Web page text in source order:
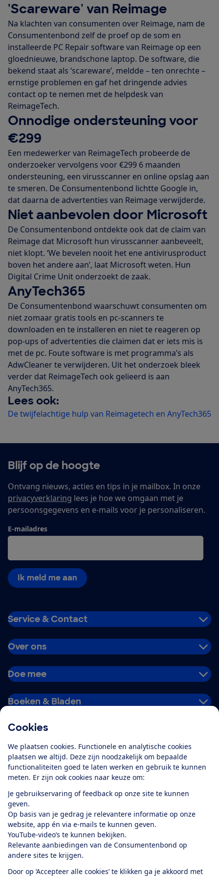
Cookies
We plaatsen cookies. Functionele en analytische cookies
plaatsen we altijd. Deze zijn noodzakelijk om bepaalde
functionaliteiten goed te laten werken en gebruik te kunnen
meten. Er zijn ook cookies naar keuze om:
Je gebruikservaring of feedback op onze site te kunnen
geven.
Op basis van je gedrag je relevantere informatie op onze
website, app én via e-mails te kunnen geven.
YouTube-video’s te kunnen bekijken.
Relevante aanbiedingen van de Consumentenbond op
andere sites te krijgen.
Door op ‘Accepteer alle cookies’ te klikken ga je akkoord met
'Scareware' van Reimage
Na klachten van consumenten over Reimage, nam de
Consumentenbond zelf de proef op de som en
installeerde PC Repair software van Reimage op een
gloednieuwe, brandschone laptop. De software, die
bekend staat als ‘scareware’, meldde – ten onrechte –
ernstige problemen en gaf het dringende advies
contact op te nemen met de helpdesk van
ReimageTech.
Onnodige ondersteuning voor
€299
Een medewerker van ReimageTech probeerde de
onderzoeker vervolgens voor €299 6 maanden
ondersteuning, een virusscanner en online opslag aan
te smeren. De Consumentenbond lichtte Google in,
dat daarna de advertenties van Reimage verwijderde.
Niet aanbevolen door Microsoft
De Consumentenbond ontdekte ook dat de claim van
Reimage dat Microsoft hun virusscanner aanbeveelt,
niet klopt. ‘We bevelen nooit het ene antivirusproduct
boven het andere aan’, laat Microsoft weten. Hun
Digital Crime Unit onderzoekt de zaak.
AnyTech365
De Consumentenbond waarschuwt consumenten om
niet zomaar gratis tools en pc-scanners te
downloaden en te installeren en niet te reageren op
pop-ups of advertenties die claimen dat er iets mis is
met de pc. Foute software is met programma’s als
AdwCleaner te verwijderen. Uit het onderzoek bleek
verder dat ReimageTech ook gelieerd is aan
AnyTech365.
Lees ook:
De twijfelachtige hulp van Reimagetech en AnyTech365
Blijf op de hoogte
Ontvang nieuws, acties en tips in je mailbox. In onze
privacyverklaring lees je hoe we omgaan met je
persoonsgegevens en e-mails voor je personaliseren.
E-mailadres
Ik meld me aan
Service & Contact
Over ons
Doe mee
Boeken & Bladen
Alles over de
app
Algemene Voorwaarden
Privacyverklaring
Cookiebeleid
Privacyvoorkeuren
Toegankelijkheid
RSS-feed nieuws
FacebookTwitterInstagram
YoutubeLinkedIn